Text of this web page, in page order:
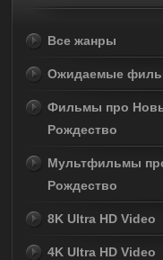
Все жанры
Ожидаемые
Фильмы про
Рождество
Мультфильмы
Рождество
8K Ultra HD Video
4K Ultra HD Video